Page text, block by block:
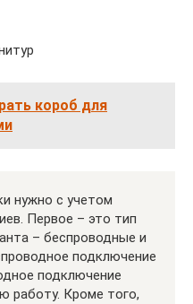
короб для
нужно с учетом
Первое – это тип
– беспроводные и
подключение
подключение
работу. Кроме того,